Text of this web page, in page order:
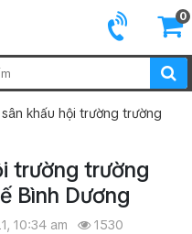
0
khấu hội trường trường
trường trường
Bình Dương
10:34 am 1530